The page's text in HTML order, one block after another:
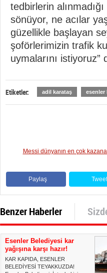
tedbirlerin
sönüyor, ne acılar
güzellikle başlayan
şoförlerimizin trafik
uymalarını istiyoruz”
Etiketler: adil karataş esenler
Messi dünyanın en çok
Paylaş
Benzer Haberler
Esenler Belediyesi kar
yağışına karşı hazır!
KAR KAPIDA, ESENLER
BELEDİYESİ TEYAKKUZDA!